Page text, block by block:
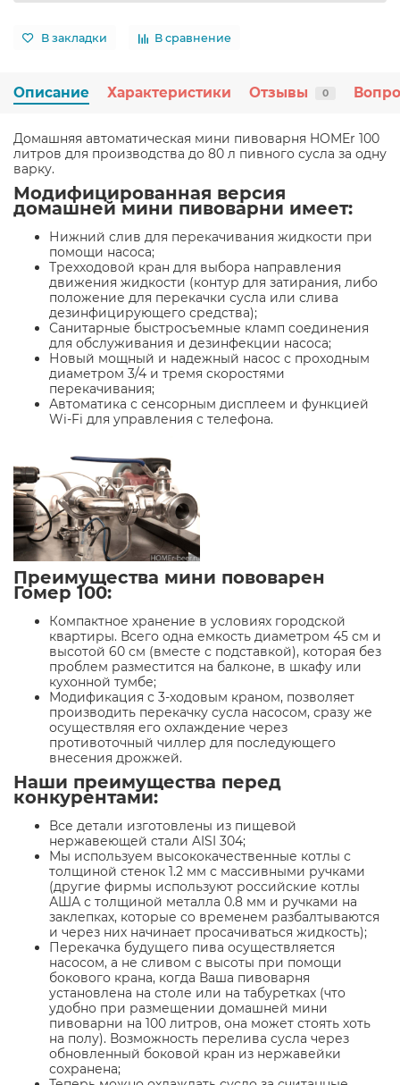
В закладки В сравнение
Описание Характеристики Отзывы 0
Домашняя автоматическая мини пивоварня HOMEr 100
литров для производства до 80 л пивного сусла за одну
варку.
Модифицированная версия
домашней мини пивоварни имеет:
Нижний слив для перекачивания жидкости при
помощи насоса;
Трехходовой кран для выбора направления
движения жидкости (контур для затирания, либо
положение для перекачки сусла или слива
дезинфицирующего средства);
Санитарные быстросъемные кламп соединения
для обслуживания и дезинфекции насоса;
Новый мощный и надежный насос с проходным
диаметром 3/4 и тремя скоростями
перекачивания;
Автоматика с сенсорным дисплеем и функцией
Wi-Fi для управления с телефона.
Преимущества мини пововарен
Гомер 100:
Компактное хранение в условиях городской
квартиры. Всего одна емкость диаметром 45 см и
высотой 60 см (вместе с подставкой), которая без
проблем разместится на балконе, в шкафу или
кухонной тумбе;
Модификация с 3-ходовым краном, позволяет
производить перекачку сусла насосом, сразу же
осуществляя его охлаждение через
противоточный чиллер для последующего
внесения дрожжей.
Наши преимущества перед
конкурентами:
Все детали изготовлены из пищевой
нержавеющей стали AISI 304;
Мы используем высококачественные котлы с
толщиной стенок 1.2 мм с массивными ручками
(другие фирмы используют российские котлы
АША с толщиной металла 0.8 мм и ручками на
заклепках, которые со временем разбалтываются
и через них начинает просачиваться жидкость);
Перекачка будущего пива осуществляется
насосом, а не сливом с высоты при помощи
бокового крана, когда Ваша пивоварня
установлена на столе или на табуретках (что
удобно при размещении домашней мини
пивоварни на 100 литров, она может стоять хоть
на полу). Возможность перелива сусла через
обновленный боковой кран из нержавейки
сохранена;